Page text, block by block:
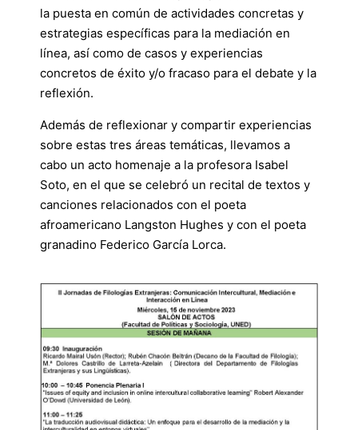
la puesta en común de actividades concretas y
estrategias específicas para la mediación en
línea, así como de casos y experiencias
concretos de éxito y/o fracaso para el debate y la
reflexión.
Además de reflexionar y compartir experiencias
sobre estas tres áreas temáticas, llevamos a
cabo un acto homenaje a la profesora Isabel
Soto, en el que se celebró un recital de textos y
canciones relacionados con el poeta
afroamericano Langston Hughes y con el poeta
granadino Federico García Lorca.